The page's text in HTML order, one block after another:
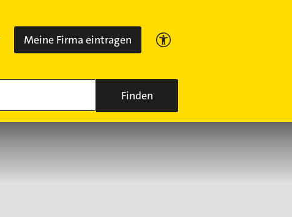
Meine Firma eintragen
Finden